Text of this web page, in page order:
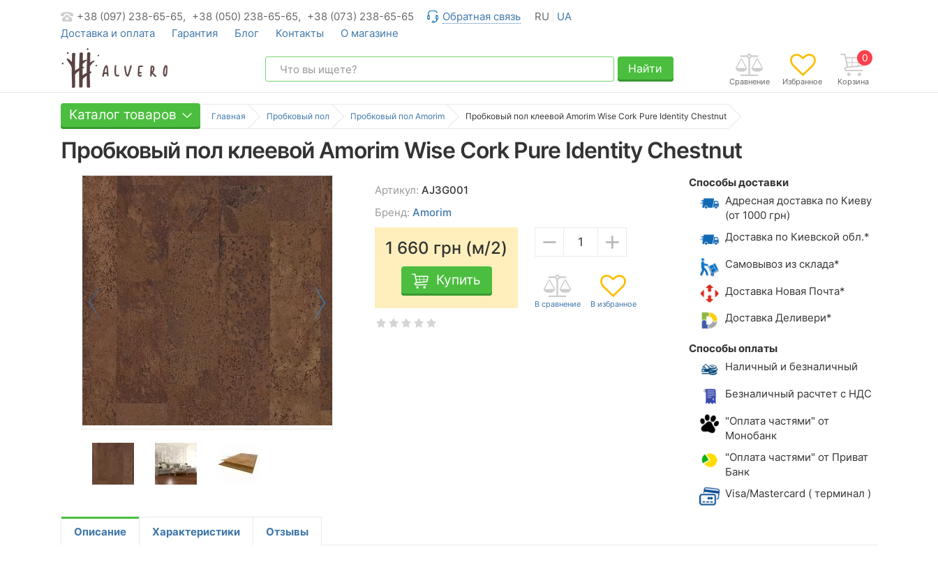
+38 (097) 238-65-65, +38 (050) 238-65-65, +38 (073) 238-65-65 Обратная связь RU
UA
Доставка и оплата
Гарантия Блог Контакты О магазине
0
Корзина
Избранное
Сравнение
Найти
Каталог товаров Главная Пробковый пол Пробковый пол Amorim Пробковый пол клеевой Amorim Wise Cork Pure Identity Chestnut
Пробковый пол клеевой Amorim Wise Cork Pure Identity Chestnut
Артикул: AJ3G001
Бренд: Amorim
1 660 грн (м/2)
Купить
− +
Способы доставки
Адресная доставка по Киеву
(от 1000 грн)
Доставка по Киевской обл.*
Самовывоз из склада*
Доставка Новая Почта*
Доставка Деливери*
Способы оплаты
Наличный и безналичный
Безналичный расчтет с НДС
"Оплата частями" от
Монобанк
"Оплата частями" от Приват
Банк
Visa/Mastercard ( терминал )
Описание Характеристики Отзывы